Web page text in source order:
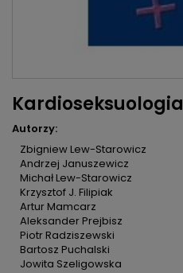
Kardioseksuologia
Autorzy:
Zbigniew Lew-Starowicz
Andrzej Januszewicz
Michał Lew-Starowicz
Krzysztof J. Filipiak
Artur Mamcarz
Aleksander Prejbisz
Piotr Radziszewski
Bartosz Puchalski
Jowita Szeligowska